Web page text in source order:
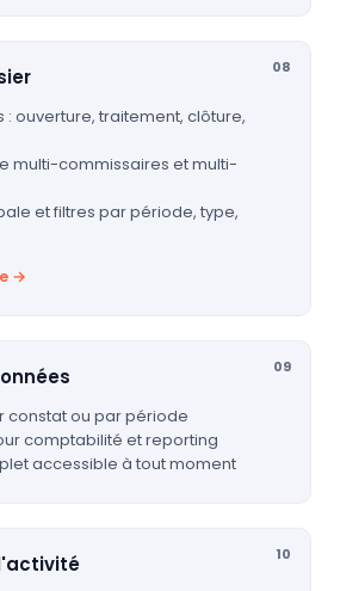
08
: ouverture, traitement, clôture,
multi-commissaires et multi-
et filtres par période, type,
→
09
constat ou par période
comptabilité et reporting
accessible à tout moment
10